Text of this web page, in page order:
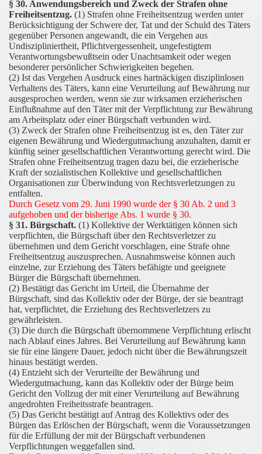
§ 30. Anwendungsbereich und Zweck der Strafen ohne
Freiheitsentzug. (1) Strafen ohne Freiheitsentzug werden unter
Berücksichtigung der Schwere der, Tat und der Schuld des Täters
gegenüber Personen angewandt, die ein Vergehen aus
Undiszipliniertheit, Pflichtvergessenheit, ungefestigtem
Verantwortungsbewußtsein oder Unachtsamkeit oder wegen
besonderer persönlicher Schwierigkeiten begehen.
(2) Ist das Vergehen Ausdruck eines hartnäckigen disziplinlosen
Verhaltens des Täters, kann eine Verurteilung auf Bewährung nur
ausgesprochen werden, wenn sie zur wirksamen erzieherischen
Einflußnahme auf den Täter mit der Verpflichtung zur Bewährung
am Arbeitsplatz oder einer Bürgschaft verbunden wird.
(3) Zweck der Strafen ohne Freiheitsentzug ist es, den Täter zur
eigenen Bewährung und Wiedergutmachung anzuhalten, damit er
künftig seiner gesellschaftlichen Verantwortung gerecht wird. Die
Strafen ohne Freiheitsentzug tragen dazu bei, die erzieherische
Kraft der sozialistischen Kollektive und gesellschaftlichen
Organisationen zur Überwindung von Rechtsverletzungen zu
entfalten.
Durch Gesetz vom 29. Juni 1990 wurde der § 30 Ab. 2 und 3
aufgehoben und der bisherige Abs. 1 wurde § 30.
§ 31. Bürgschaft. (1) Kollektive der Werktätigen können sich
verpflichten, die Bürgschaft über den Rechtsverletzer zu
übernehmen und dem Gericht vorschlagen, eine Strafe ohne
Freiheitsentzug auszusprechen. Ausnahmsweise können auch
einzelne, zur Erziehung des Täters befähigte und geeignete
Bürger die Bürgschaft übernehmen.
(2) Bestätigt das Gericht im Urteil, die Übernahme der
Bürgschaft, sind das Kollektiv oder der Bürge, der sie beantragt
hat, verpflichtet, die Erziehung des Rechtsverletzers zu
gewährleisten.
(3) Die durch die Bürgschaft übernommene Verpflichtung erlischt
nach Ablauf eines Jahres. Bei Verurteilung auf Bewährung kann
sie für eine längere Dauer, jedoch nicht über die Bewährungszeit
hinaus bestätigt werden.
(4) Entzieht sich der Verurteilte der Bewährung und
Wiedergutmachung, kann das Kollektiv oder der Bürge beim
Gericht den Vollzug der mit einer Verurteilung auf Bewährung
angedrohten Freiheitsstrafe beantragen.
(5) Das Gericht bestätigt auf Antrag des Kollektivs oder des
Bürgen das Erlöschen der Bürgschaft, wenn die Voraussetzungen
für die Erfüllung der mit der Bürgschaft verbundenen
Verpflichtungen weggefallen sind.